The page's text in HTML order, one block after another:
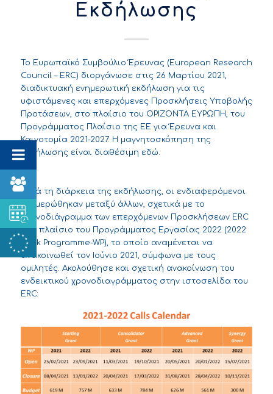
Εκδήλωσης
Το Ευρωπαϊκό Συμβούλιο Έρευνας (European Research
Council – ERC) διοργάνωσε στις 26 Μαρτίου 2021,
διαδικτυακή ενημερωτική εκδήλωση για τις
υφιστάμενες και επερχόμενες Προσκλήσεις Υποβολής
Προτάσεων, στο πλαίσιο του ΟΡΙΖΟΝΤΑ ΕΥΡΩΠΗ, του
Προγράμματος Πλαίσιο της ΕΕ για Έρευνα και
Καινοτομία 2021-2027. Η μαγνητοσκόπηση της
εκδήλωσης είναι διαθέσιμη εδώ.
Κατά τη διάρκεια της εκδήλωσης, οι ενδιαφερόμενοι
ενημερώθηκαν μεταξύ άλλων, σχετικά με το
χρονοδιάγραμμα των επερχόμενων Προσκλήσεων ERC
στο πλαίσιο του Προγράμματος Εργασίας 2022 (2022
Work Programme-WP), το οποίο αναμένεται να
ανακοινωθεί τον Ιούνιο 2021, σύμφωνα με τους
ομιλητές. Ακολούθησε και σχετική ανακοίνωση του
ενδεικτικού χρονοδιαγράμματος στην ιστοσελίδα του
ERC: